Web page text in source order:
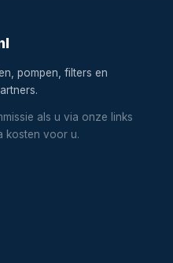
pompen, filters en
als u via onze links
kosten voor u.